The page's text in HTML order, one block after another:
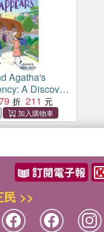
Agatha's
A Discovery
211
民 >>